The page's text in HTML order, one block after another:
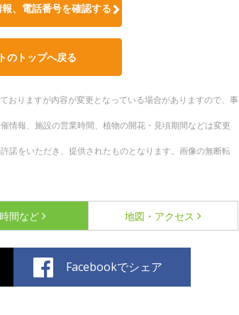
、電話番号を確認する
のトップへ戻る
りますが内容が変更となっている場合がありますので、事
情報、施設の営業時間、植物の開花・見頃期間などは変更
諾をいただき、提供されたものとなります。画像の無断転
間など 地図・アクセス
Facebookでシェア